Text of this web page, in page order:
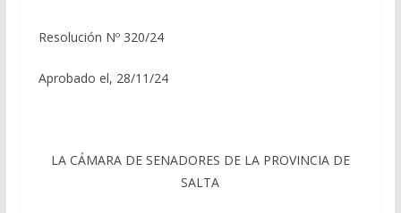
Resolución Nº 320/24
Aprobado el, 28/11/24
LA CÁMARA DE SENADORES DE LA PROVINCIA DE
SALTA